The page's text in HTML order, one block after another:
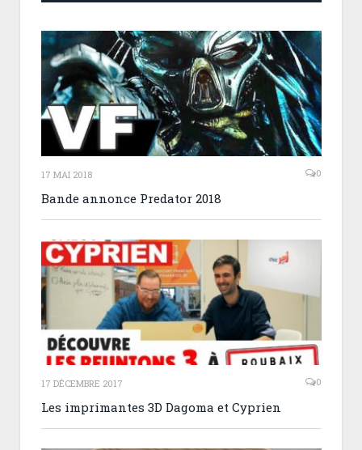
17 MAI 2018 0
Bande annonce Predator 2018
17 DÉCEMBRE 2017 0
Les imprimantes 3D Dagoma et Cyprien